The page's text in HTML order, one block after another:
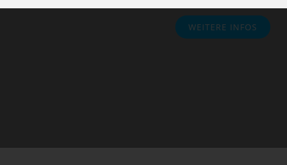
WEITERE INFOS